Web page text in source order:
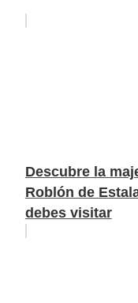
Descubre la
Roblón de
debes visitar